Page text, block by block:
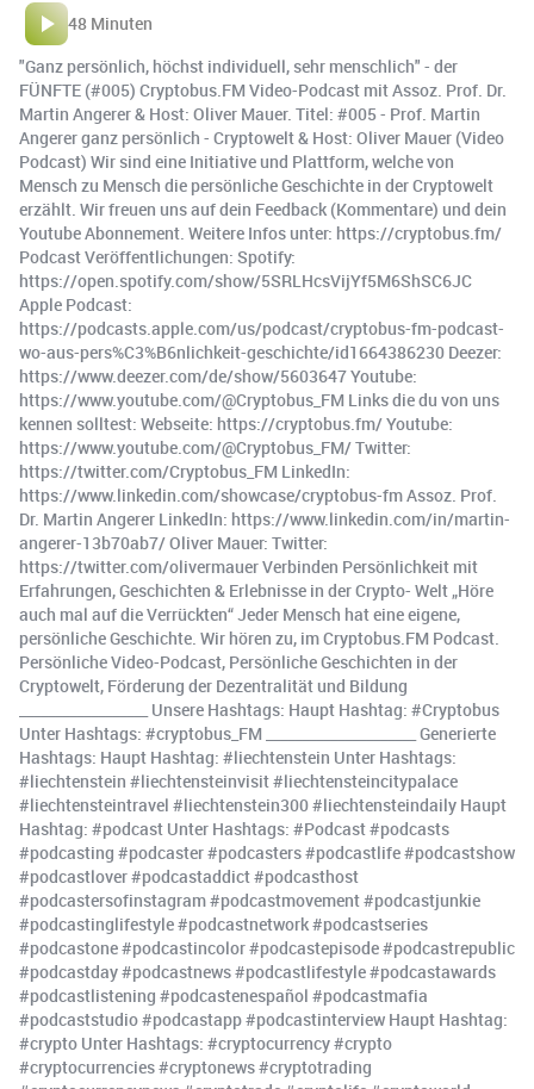
48 Minuten
"Ganz persönlich, höchst individuell, sehr menschlich" - der
FÜNFTE (#005) Cryptobus.FM Video-Podcast mit Assoz. Prof. Dr.
Martin Angerer & Host: Oliver Mauer. Titel: #005 - Prof. Martin
Angerer ganz persönlich - Cryptowelt & Host: Oliver Mauer (Video
Podcast) Wir sind eine Initiative und Plattform, welche von
Mensch zu Mensch die persönliche Geschichte in der Cryptowelt
erzählt. Wir freuen uns auf dein Feedback (Kommentare) und dein
Youtube Abonnement. Weitere Infos unter: https://cryptobus.fm/
Podcast Veröffentlichungen: Spotify:
https://open.spotify.com/show/5SRLHcsVijYf5M6ShSC6JC
Apple Podcast:
https://podcasts.apple.com/us/podcast/cryptobus-fm-podcast-
wo-aus-pers%C3%B6nlichkeit-geschichte/id1664386230 Deezer:
https://www.deezer.com/de/show/5603647 Youtube:
https://www.youtube.com/@Cryptobus_FM Links die du von uns
kennen solltest: Webseite: https://cryptobus.fm/ Youtube:
https://www.youtube.com/@Cryptobus_FM/ Twitter:
https://twitter.com/Cryptobus_FM LinkedIn:
https://www.linkedin.com/showcase/cryptobus-fm Assoz. Prof.
Dr. Martin Angerer LinkedIn: https://www.linkedin.com/in/martin-
angerer-13b70ab7/ Oliver Mauer: Twitter:
https://twitter.com/olivermauer Verbinden Persönlichkeit mit
Erfahrungen, Geschichten & Erlebnisse in der Crypto- Welt „Höre
auch mal auf die Verrückten“ Jeder Mensch hat eine eigene,
persönliche Geschichte. Wir hören zu, im Cryptobus.FM Podcast.
Persönliche Video-Podcast, Persönliche Geschichten in der
Cryptowelt, Förderung der Dezentralität und Bildung
__________________ Unsere Hashtags: Haupt Hashtag: #Cryptobus
Unter Hashtags: #cryptobus_FM _____________________ Generierte
Hashtags: Haupt Hashtag: #liechtenstein Unter Hashtags:
#liechtenstein #liechtensteinvisit #liechtensteincitypalace
#liechtensteintravel #liechtenstein300 #liechtensteindaily Haupt
Hashtag: #podcast Unter Hashtags: #Podcast #podcasts
#podcasting #podcaster #podcasters #podcastlife #podcastshow
#podcastlover #podcastaddict #podcasthost
#podcastersofinstagram #podcastmovement #podcastjunkie
#podcastinglifestyle #podcastnetwork #podcastseries
#podcastone #podcastincolor #podcastepisode #podcastrepublic
#podcastday #podcastnews #podcastlifestyle #podcastawards
#podcastlistening #podcastenespañol #podcastmafia
#podcaststudio #podcastapp #podcastinterview Haupt Hashtag:
#crypto Unter Hashtags: #cryptocurrency #crypto
#cryptocurrencies #cryptonews #cryptotrading